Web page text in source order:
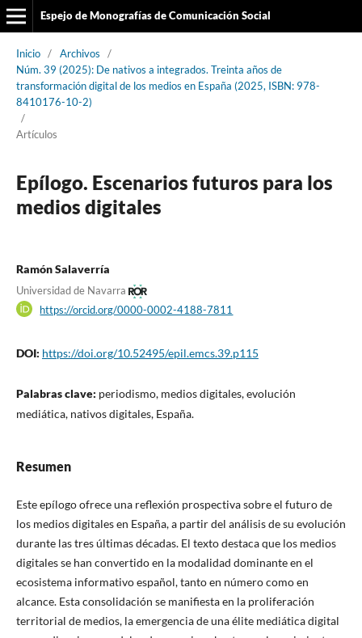
Espejo de Monografías de Comunicación Social
Inicio / Archivos
/
Núm. 39 (2025): De nativos a integrados. Treinta años de
transformación digital de los medios en España (2025, ISBN: 978-
8410176-10-2)
/
Artículos
Epílogo. Escenarios futuros para los
medios digitales
Ramón Salaverría
Universidad de Navarra
https://orcid.org/0000-0002-4188-7811
DOI: https://doi.org/10.52495/epil.emcs.39.p115
Palabras clave: periodismo, medios digitales, evolución
mediática, nativos digitales, España.
Resumen
Este epílogo ofrece una reflexión prospectiva sobre el futuro de
los medios digitales en España, a partir del análisis de su evolución
durante las tres últimas décadas. El texto destaca que los medios
digitales se han convertido en la modalidad dominante en el
ecosistema informativo español, tanto en número como en
alcance. Esta consolidación se manifiesta en la proliferación
territorial de medios, la emergencia de una élite mediática digital